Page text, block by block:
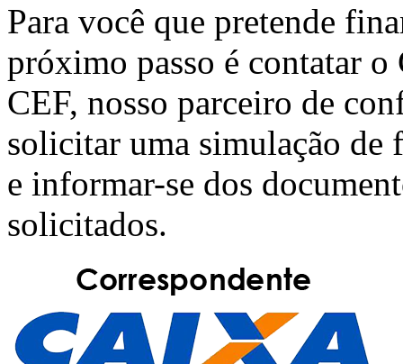
Para você que pretende
próximo passo é contatar o
CEF, nosso parceiro de
solicitar uma simulação de
e informar-se dos
solicitados.